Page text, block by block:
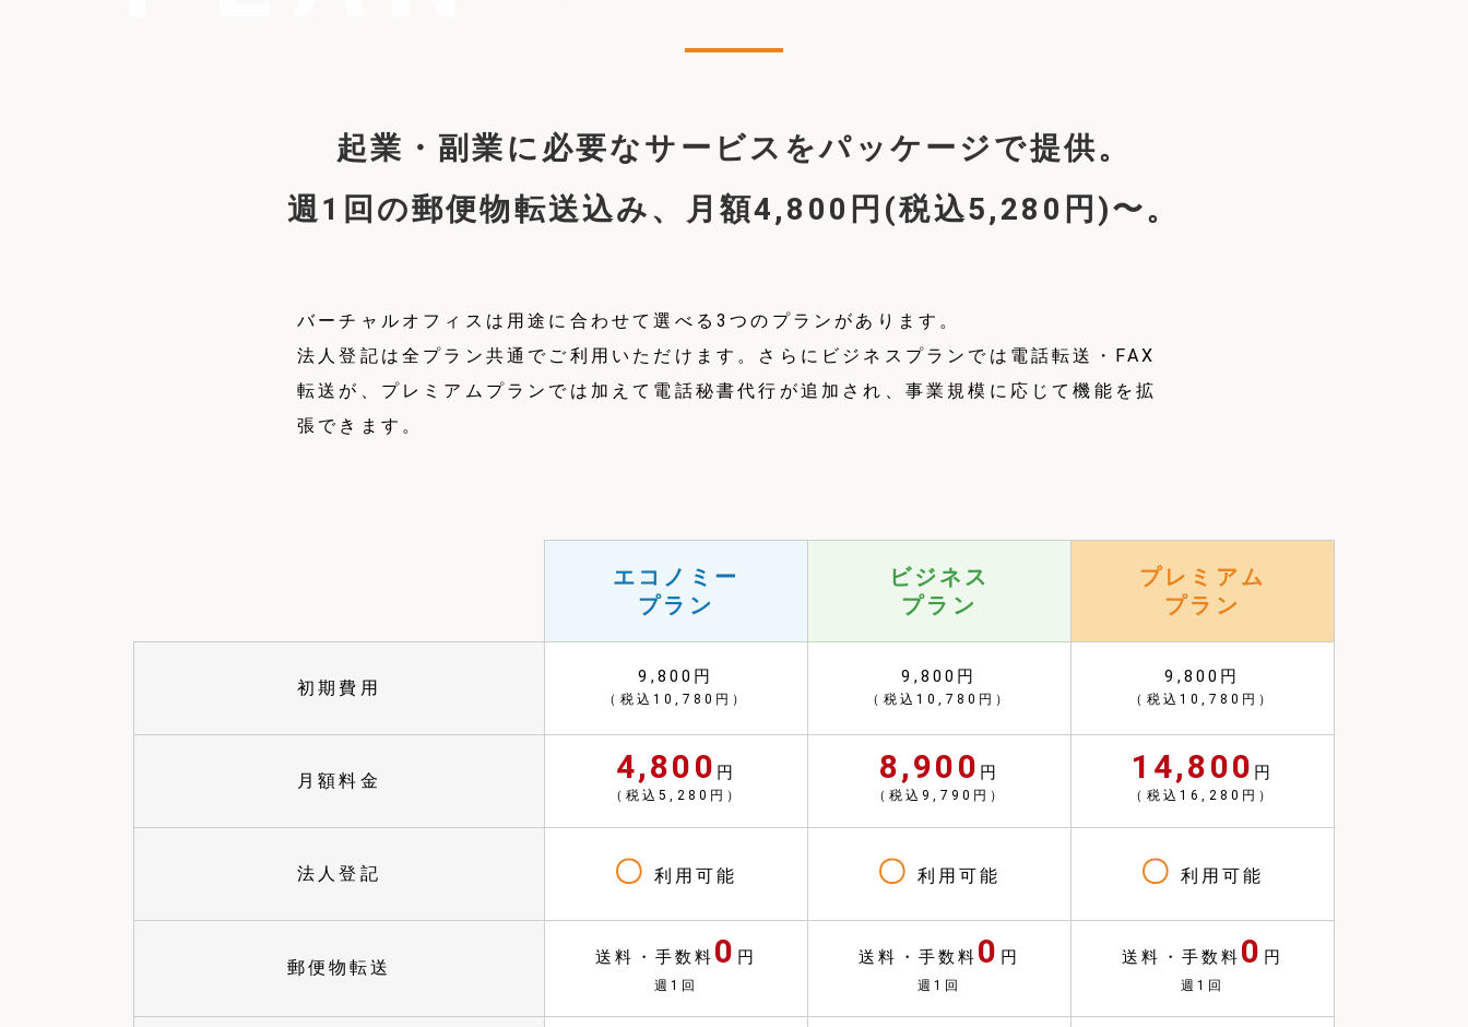
起業・副業に必要なサービスをパッケージで提供。
週1回の郵便物転送込み、月額4,800円(税込5,280円)〜。
バーチャルオフィスは用途に合わせて選べる3つのプランがあります。
法人登記は全プラン共通でご利用いただけます。さらにビジネスプランでは電話転送・FAX
転送が、プレミアムプランでは加えて電話秘書代行が追加され、事業規模に応じて機能を拡
張できます。
エコノミー
プラン
ビジネス
プラン
プレミアム
プラン
初期費用
9,800円
（税込10,780円）
9,800円
（税込10,780円）
9,800円
（税込10,780円）
月額料金 4,800 円
（税込5,280円）
8,900 円
（税込9,790円）
14,800 円
（税込16,280円）
法人登記 〇 利用可能 〇 利用可能 〇 利用可能
郵便物転送 送料・手数料 0 円
週1回
送料・手数料 0 円
週1回
送料・手数料 0 円
週1回